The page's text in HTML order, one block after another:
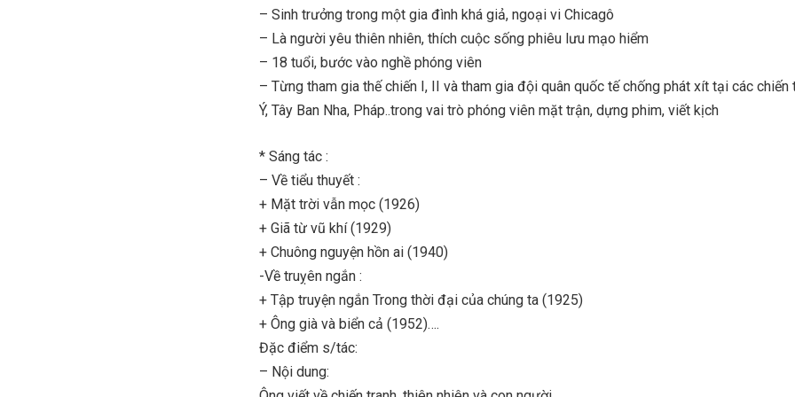
– Sinh trưởng trong một gia đình khá giả, ngoại vi Chicagô
– Là người yêu thiên nhiên, thích cuộc sống phiêu lưu mạo hiểm
– 18 tuổi, bước vào nghề phóng viên
– Từng tham gia thế chiến I, II và tham gia đội quân quốc tế chống phát xít tại các chiến
Ý, Tây Ban Nha, Pháp..trong vai trò phóng viên mặt trận, dựng phim, viết kịch
* Sáng tác :
– Về tiểu thuyết :
+ Mặt trời vẫn mọc (1926)
+ Giã từ vũ khí (1929)
+ Chuông nguyện hồn ai (1940)
-Về truỵên ngắn :
+ Tập truyện ngắn Trong thời đại của chúng ta (1925)
+ Ông già và biển cả (1952)….
Đặc điểm s/tác:
– Nội dung: